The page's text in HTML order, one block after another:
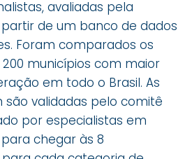
avaliadas pela
partir de um banco de dados
Foram comparados os
municípios com maior
em todo o Brasil. As
validadas pelo comitê
por especialistas em
chegar às 8